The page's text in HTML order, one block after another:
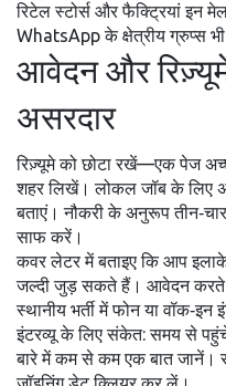
रिटेल स्टोर्स और फैक्ट्रियां इन
WhatsApp के क्षेत्रीय ग्रुप्स
आवेदन और
असरदार
रिज़्यूमे को छोटा रखें—एक पेज
शहर लिखें। लोकल जॉब के लिए
बताएं। नौकरी के अनुरूप
साफ करें।
कवर लेटर में बताइए कि आप
जल्दी जुड़ सकते हैं। आवेदन करते
स्थानीय भर्ती में फोन या
इंटरव्यू के लिए संकेत: समय से
बारे में कम से कम एक बात